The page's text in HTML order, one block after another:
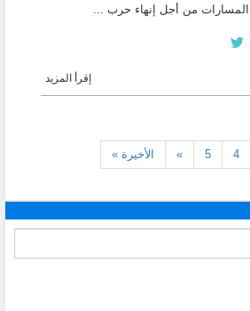
من أجل إنهاء حرب ...
إقرأ المزيد
4
5
» الأخيرة »